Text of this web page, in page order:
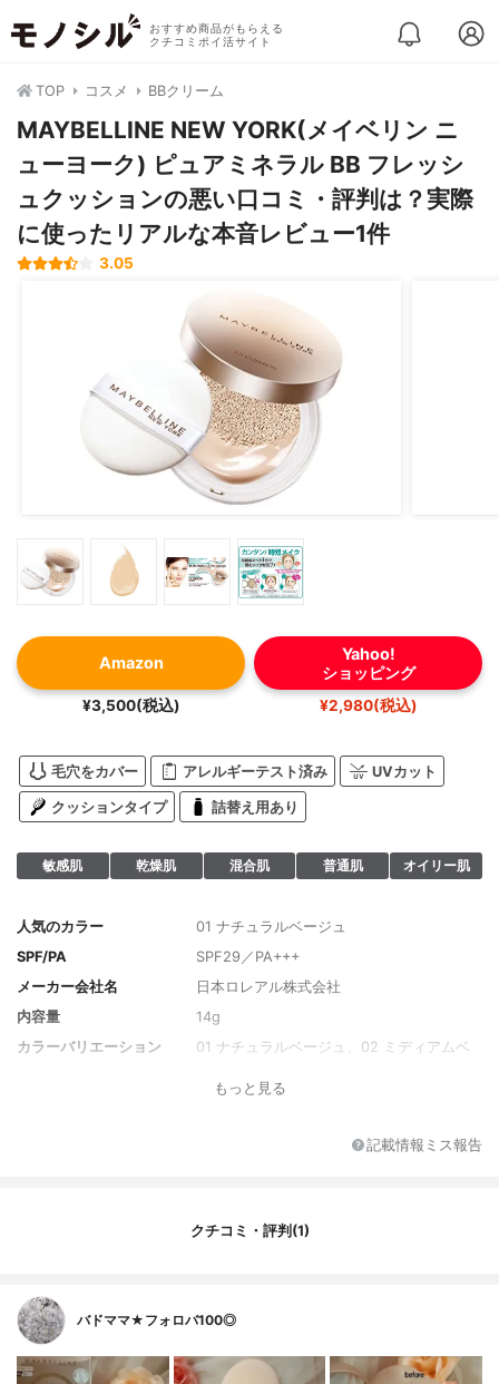
おすすめ商品がもらえる
クチコミポイ活サイト
TOP コスメ BBクリーム
MAYBELLINE NEW YORK(メイベリン ニ
ューヨーク) ピュアミネラル BB フレッシ
ュクッションの悪い口コミ・評判は？実際
に使ったリアルな本音レビュー1件
3.05
Amazon
¥3,500(税込)
Yahoo!
ショッピング
¥2,980(税込)
毛穴をカバー アレルギーテスト済み UVカット
クッションタイプ 詰替え用あり
敏感肌 乾燥肌 混合肌 普通肌 オイリー肌
人気のカラー
01 ナチュラルベージュ
SPF/PA
SPF29／PA+++
メーカー会社名
日本ロレアル株式会社
内容量
14g
カラーバリエーション
01 ナチュラルベージュ、02 ミディアムベ
水、メチルトリメチコン、ジメチコン、メ
ン、サリチル酸エチルヘキシル、グリセリ
チコン、ペンチレングリコール、BG、トリ
キシエタノール、ジメチコンクロスポリマ
ー、ジステアルジモニウムヘクトライト、
ラウロイルリシン、エチルヘキシルグリセ
リン、ポリヒドロキシステアリン酸、ステ
もっと見る
記載情報ミス報告
クチコミ・評判(1)
バドママ★フォロバ100◎